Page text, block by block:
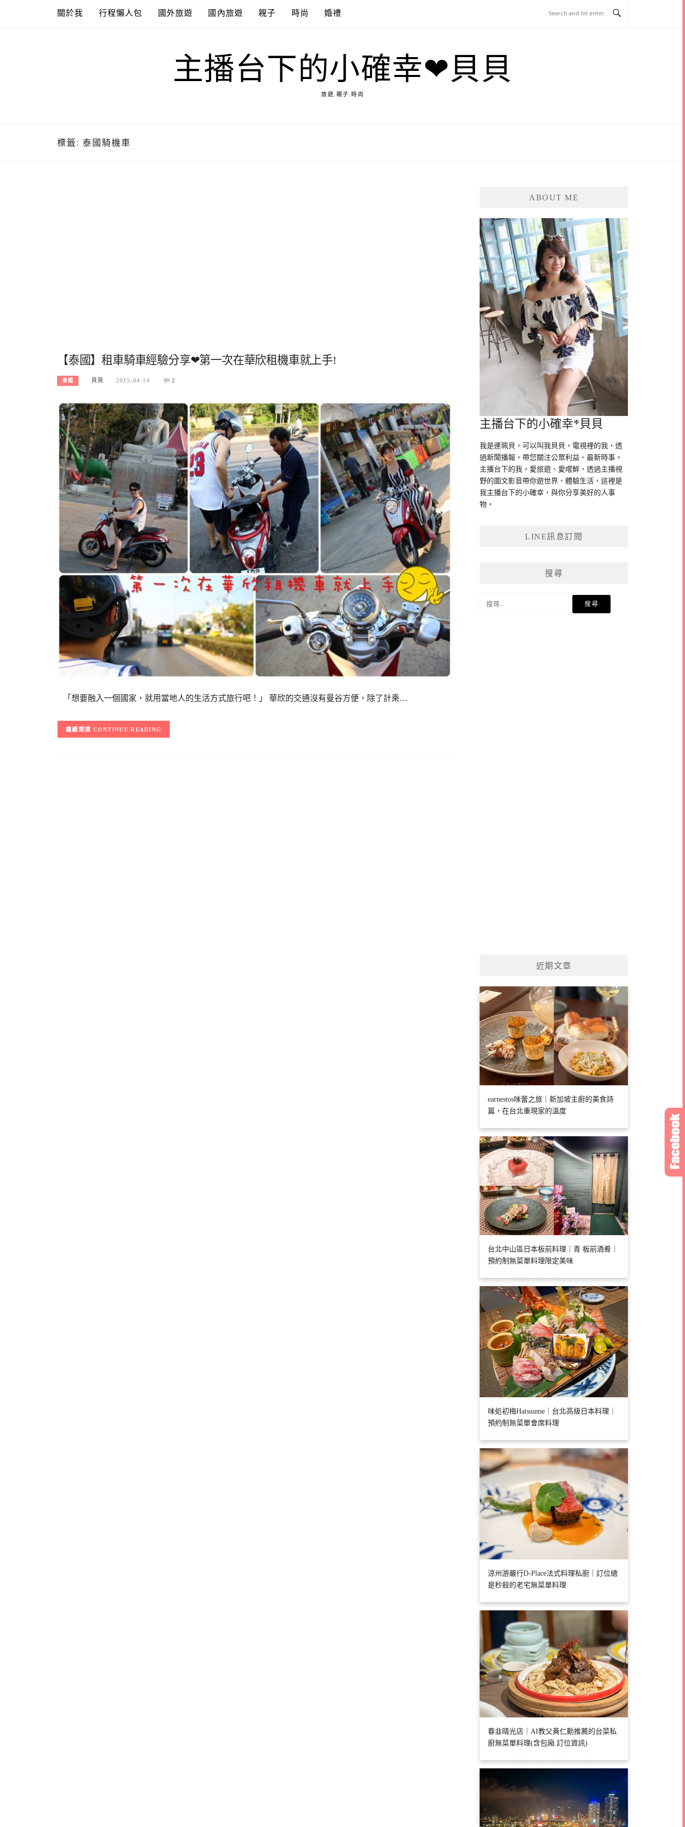
關於我 行程懶人包 國外旅遊 國內旅遊 親子 時尚 婚禮
主播台下的小確幸❤貝貝
旅遊.親子.時尚
標籤: 泰國騎機車
【泰國】租車騎車經驗分享❤第一次在華欣租機車就上手!
泰國 貝貝 2015-04-14 2
「想要融入一個國家，就用當地人的生活方式旅行吧！」 華欣的交通沒有曼谷方便，除了計乘…
CONTINUE READING
ABOUT ME
主播台下的小確幸*貝貝
我是連珮貝，可以叫我貝貝，電視裡的我，透
過新聞播報，帶您關注公眾利益、最新時事。
主播台下的我，愛旅遊、愛嚐鮮，透過主播視
野的圖文影音帶你遊世界、體驗生活，這裡是
我主播台下的小確幸，與你分享美好的人事
物。
LINE訊息訂閱
搜尋
近期文章
earnestos味蕾之旅｜新加坡主廚的美食詩
篇，在台北重現家的溫度
台北中山區日本板前料理｜青 板前酒肴｜
預約制無菜單料理限定美味
味処初梅Hatsuume｜台北高級日本料理｜
預約制無菜單會席料理
涼州游嚴行D-Place法式料理私廚｜訂位總
是秒殺的老宅無菜單料理
春韭晴光店｜AI教父黃仁勳推薦的台菜私
廚無菜單料理(含包廂.訂位資訊)